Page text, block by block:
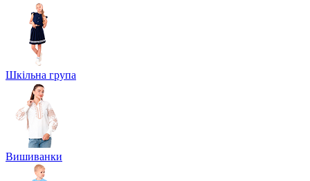
Шкільна група
Вишиванки